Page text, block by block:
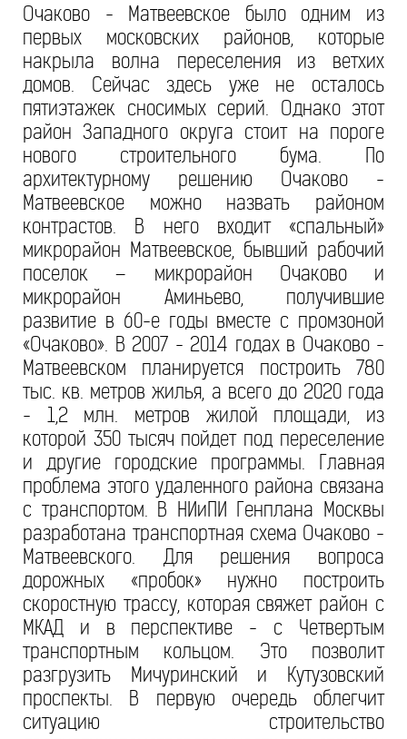
Очаково - Матвеевское было одним из
первых московских районов, которые
накрыла волна переселения из ветхих
домов. Сейчас здесь уже не осталось
пятиэтажек сносимых серий. Однако этот
район Западного округа стоит на пороге
нового строительного бума. По
архитектурному решению Очаково -
Матвеевское можно назвать районом
контрастов. В него входит «спальный»
микрорайон Матвеевское, бывший рабочий
поселок – микрорайон Очаково и
микрорайон Аминьево, получившие
развитие в 60-е годы вместе с промзоной
«Очаково». В 2007 - 2014 годах в Очаково -
Матвеевском планируется построить 780
тыс. кв. метров жилья, а всего до 2020 года
- 1,2 млн. метров жилой площади, из
которой 350 тысяч пойдет под переселение
и другие городские программы. Главная
проблема этого удаленного района связана
с транспортом. В НИиПИ Генплана Москвы
разработана транспортная схема Очаково -
Матвеевского. Для решения вопроса
дорожных «пробок» нужно построить
скоростную трассу, которая свяжет район с
МКАД и в перспективе - с Четвертым
транспортным кольцом. Это позволит
разгрузить Мичуринский и Кутузовский
проспекты. В первую очередь облегчит
ситуацию строительство